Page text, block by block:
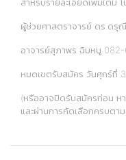
ผู้ช่วยศาสตราจารย์ ดร.ด
อาจารย์สุภาพร ฉิมหนู 082-
หมดเขตรับสมัคร วันศุกร์ที่
(หรืออาจปิดรับสมัครก่อน ห
และผ่านการคัดเลือกครบตา